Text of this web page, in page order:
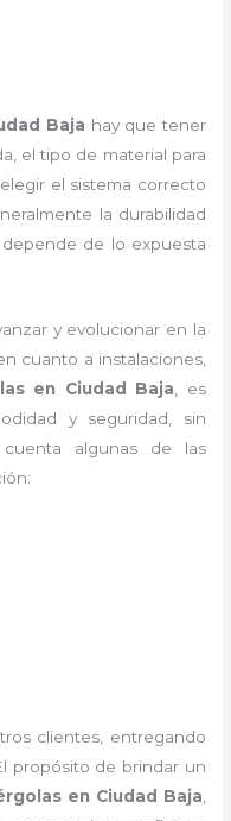
Baja hay que tener
el tipo de material para
el sistema correcto
la durabilidad
de lo expuesta
y evolucionar en la
cuanto a instalaciones,
en Ciudad Baja , es
y seguridad, sin
algunas de las
clientes, entregando
propósito de brindar un
en Ciudad Baja